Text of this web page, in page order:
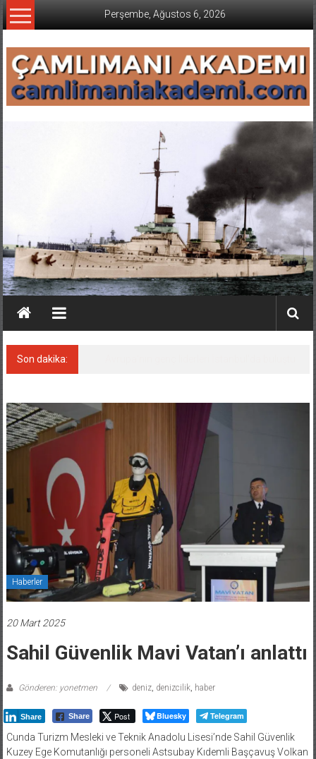
İçeriğe
geç
Perşembe, Ağustos 6, 2026
Son dakika:
Haberler
20 Mart 2025
Sahil Güvenlik Mavi Vatan’ı anlattı
Gönderen: yonetmen deniz, denizcilik, haber
Share Share Post Bluesky Telegram
Cunda Turizm Mesleki ve Teknik Anadolu Lisesi’nde Sahil Güvenlik
Kuzey Ege Komutanlığı personeli Astsubay Kıdemli Başçavuş Volkan